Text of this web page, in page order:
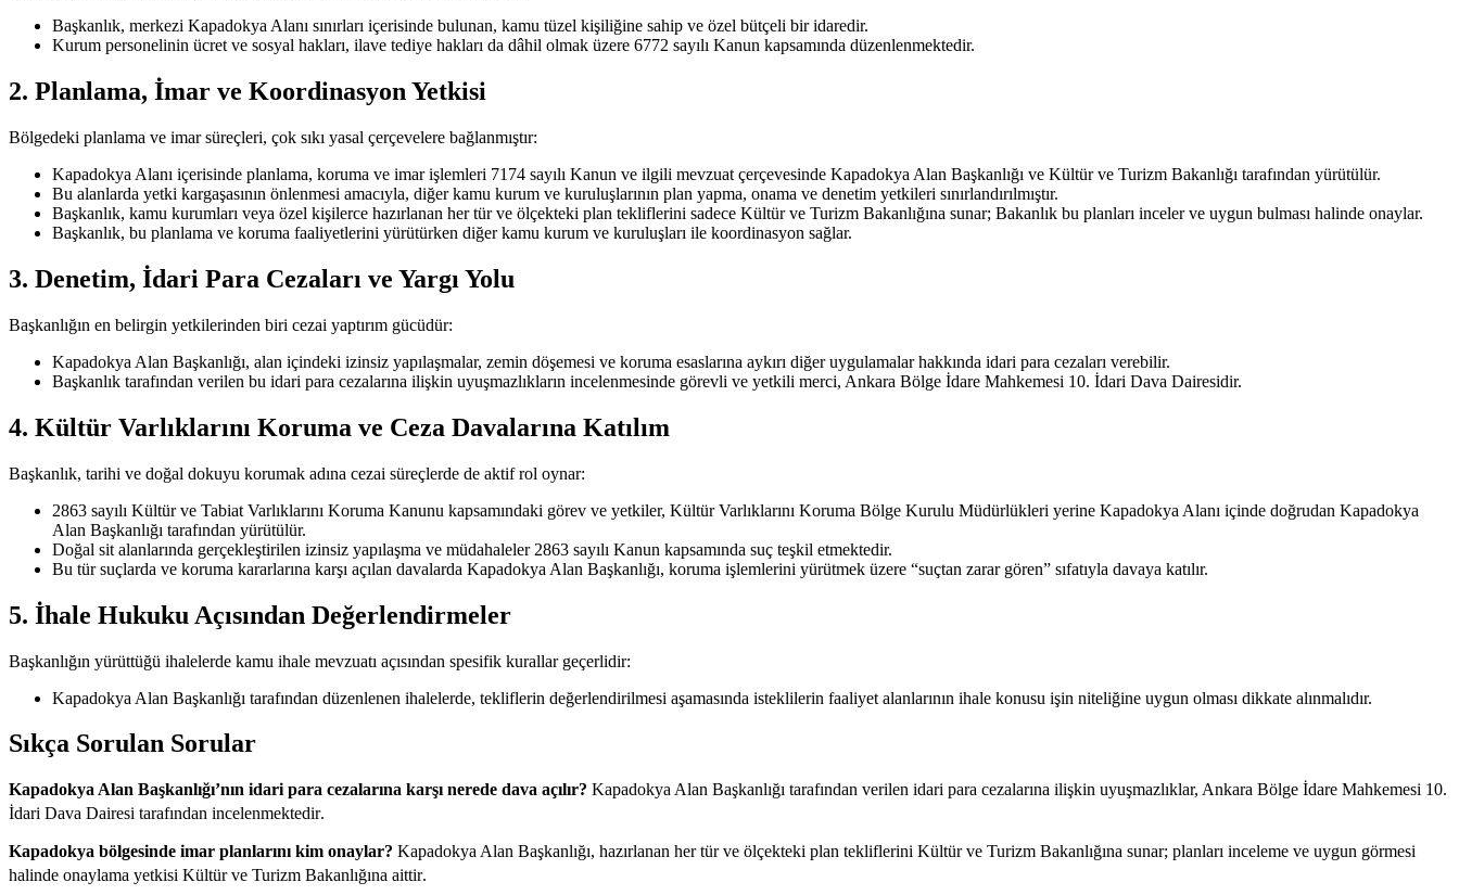
Başkanlık, merkezi Kapadokya Alanı sınırları içerisinde bulunan, kamu tüzel kişiliğine sahip ve özel bütçeli bir idaredir.
Kurum personelinin ücret ve sosyal hakları, ilave tediye hakları da dâhil olmak üzere 6772 sayılı Kanun kapsamında düzenlenmektedir.
2. Planlama, İmar ve Koordinasyon Yetkisi
Bölgedeki planlama ve imar süreçleri, çok sıkı yasal çerçevelere bağlanmıştır:
Kapadokya Alanı içerisinde planlama, koruma ve imar işlemleri 7174 sayılı Kanun ve ilgili mevzuat çerçevesinde Kapadokya Alan Başkanlığı ve Kültür ve Turizm Bakanlığı tarafından yürütülür.
Bu alanlarda yetki kargaşasının önlenmesi amacıyla, diğer kamu kurum ve kuruluşlarının plan yapma, onama ve denetim yetkileri sınırlandırılmıştır.
Başkanlık, kamu kurumları veya özel kişilerce hazırlanan her tür ve ölçekteki plan tekliflerini sadece Kültür ve Turizm Bakanlığına sunar; Bakanlık bu planları inceler ve uygun bulması halinde onaylar.
Başkanlık, bu planlama ve koruma faaliyetlerini yürütürken diğer kamu kurum ve kuruluşları ile koordinasyon sağlar.
3. Denetim, İdari Para Cezaları ve Yargı Yolu
Başkanlığın en belirgin yetkilerinden biri cezai yaptırım gücüdür:
Kapadokya Alan Başkanlığı, alan içindeki izinsiz yapılaşmalar, zemin döşemesi ve koruma esaslarına aykırı diğer uygulamalar hakkında idari para cezaları verebilir.
Başkanlık tarafından verilen bu idari para cezalarına ilişkin uyuşmazlıkların incelenmesinde görevli ve yetkili merci, Ankara Bölge İdare Mahkemesi 10. İdari Dava Dairesidir.
4. Kültür Varlıklarını Koruma ve Ceza Davalarına Katılım
Başkanlık, tarihi ve doğal dokuyu korumak adına cezai süreçlerde de aktif rol oynar:
2863 sayılı Kültür ve Tabiat Varlıklarını Koruma Kanunu kapsamındaki görev ve yetkiler, Kültür Varlıklarını Koruma Bölge Kurulu Müdürlükleri yerine Kapadokya Alanı içinde doğrudan Kapadokya
Alan Başkanlığı tarafından yürütülür.
Doğal sit alanlarında gerçekleştirilen izinsiz yapılaşma ve müdahaleler 2863 sayılı Kanun kapsamında suç teşkil etmektedir.
Bu tür suçlarda ve koruma kararlarına karşı açılan davalarda Kapadokya Alan Başkanlığı, koruma işlemlerini yürütmek üzere “suçtan zarar gören” sıfatıyla davaya katılır.
5. İhale Hukuku Açısından Değerlendirmeler
Başkanlığın yürüttüğü ihalelerde kamu ihale mevzuatı açısından spesifik kurallar geçerlidir:
Kapadokya Alan Başkanlığı tarafından düzenlenen ihalelerde, tekliflerin değerlendirilmesi aşamasında isteklilerin faaliyet alanlarının ihale konusu işin niteliğine uygun olması dikkate alınmalıdır.
Sıkça Sorulan Sorular
Kapadokya Alan Başkanlığı’nın idari para cezalarına karşı nerede dava açılır? Kapadokya Alan Başkanlığı tarafından verilen idari para cezalarına ilişkin uyuşmazlıklar, Ankara Bölge İdare Mahkemesi 10.
İdari Dava Dairesi tarafından incelenmektedir.
Kapadokya bölgesinde imar planlarını kim onaylar? Kapadokya Alan Başkanlığı, hazırlanan her tür ve ölçekteki plan tekliflerini Kültür ve Turizm Bakanlığına sunar; planları inceleme ve uygun görmesi
halinde onaylama yetkisi Kültür ve Turizm Bakanlığına aittir.